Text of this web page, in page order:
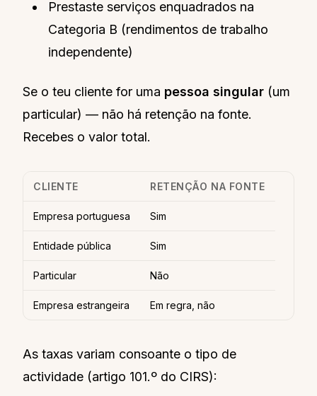
Prestaste serviços enquadrados na
Categoria B (rendimentos de trabalho
independente)
Se o teu cliente for uma pessoa singular (um
particular) — não há retenção na fonte.
Recebes o valor total.
CLIENTE RETENÇÃO NA FONTE
Empresa portuguesa Sim
Entidade pública Sim
Particular Não
Empresa estrangeira Em regra, não
As taxas variam consoante o tipo de
actividade (artigo 101.º do CIRS):